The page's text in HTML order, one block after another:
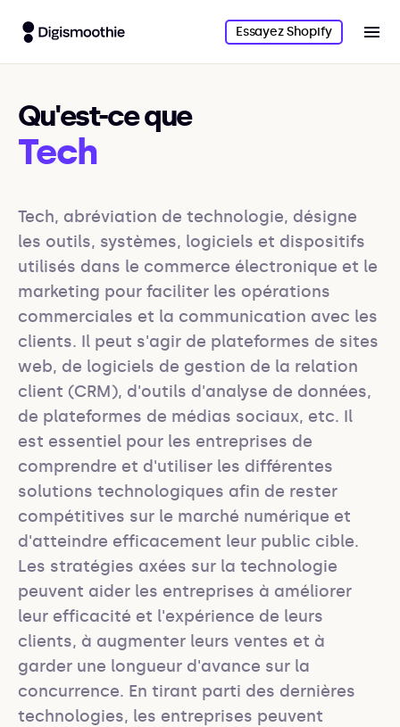
Essayez Shopify
Qu'est-ce que
Tech
Tech, abréviation de technologie, désigne
les outils, systèmes, logiciels et dispositifs
utilisés dans le commerce électronique et le
marketing pour faciliter les opérations
commerciales et la communication avec les
clients. Il peut s'agir de plateformes de sites
web, de logiciels de gestion de la relation
client (CRM), d'outils d'analyse de données,
de plateformes de médias sociaux, etc. Il
est essentiel pour les entreprises de
comprendre et d'utiliser les différentes
solutions technologiques afin de rester
compétitives sur le marché numérique et
d'atteindre efficacement leur public cible.
Les stratégies axées sur la technologie
peuvent aider les entreprises à améliorer
leur efficacité et l'expérience de leurs
clients, à augmenter leurs ventes et à
garder une longueur d'avance sur la
concurrence. En tirant parti des dernières
technologies, les entreprises peuvent